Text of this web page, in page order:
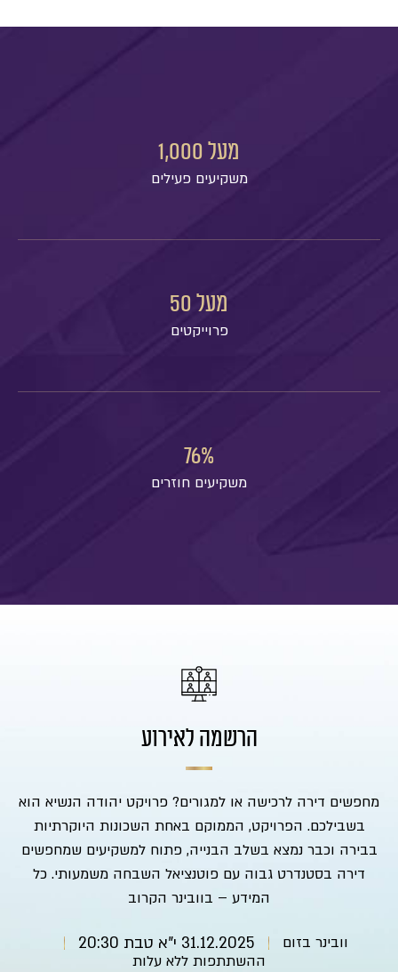
משקיעים פעילים
מעל 1,000
פרוייקטים
מעל 50
משקיעים חוזרים
%
76
הרשמה לאירוע
מחפשים דירה לרכישה או למגורים? פרויקט יהודה הנשיא הוא
בשבילכם. הפרויקט, הממוקם באחת השכונות היוקרתיות
בבירה וכבר נמצא בשלב הבנייה, פתוח למשקיעים שמחפשים
דירה בסטנדרט גבוה עם פוטנציאל השבחה משמעותי. כל
המידע – בוובינר הקרוב
וובינר בזום 31.12.2025 י"א טבת 20:30
ההשתתפות ללא עלות